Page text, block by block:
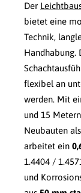
Der
bietet eine
Technik,
Handhabung.
flexibel an
werden. Mit
und 15
Neubauten
arbeitet ein
1.4404 /
und